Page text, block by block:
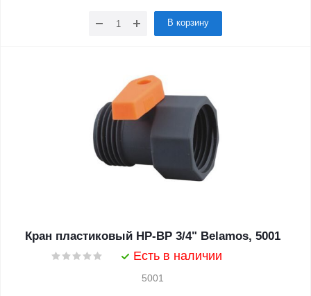
В корзину
Кран пластиковый НР-ВР 3/4" Belamos, 5001
Есть в наличии
5001